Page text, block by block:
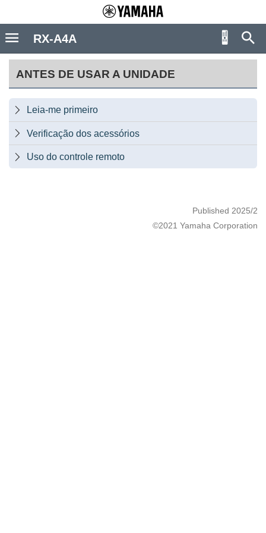
ANTES DE USAR A UNIDADE
 Leia-me primeiro
 Verificação dos acessórios
 Uso do controle remoto
Published 2025/2
©2021 Yamaha Corporation
RX-A4A